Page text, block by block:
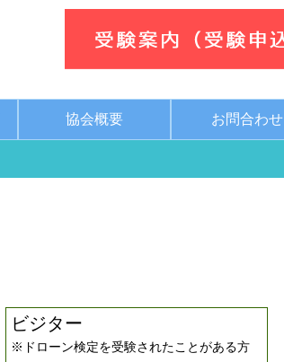
協会概要 お問合わせ
ビジター
※ドローン検定を受験されたことがある方